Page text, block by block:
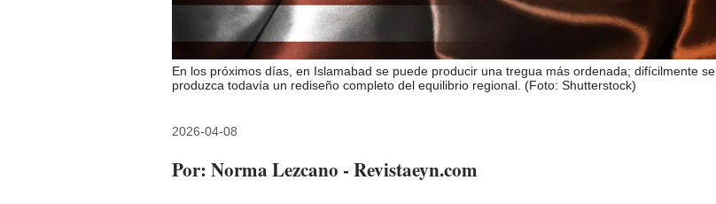
En los próximos días, en Islamabad se puede producir una tregua más ordenada; difícilmente se
produzca todavía un rediseño completo del equilibrio regional. (Foto: Shutterstock)
2026-04-08
Por: Norma Lezcano - Revistaeyn.com